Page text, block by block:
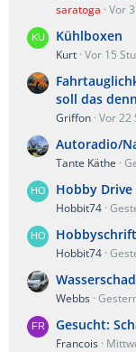
saratoga Vor
Kühlboxen
Kurt Vor 15
soll das
Griffon Vor 22
Autoradio/
Tante Käthe
Hobby
Hobbit74
Hobbit74
Webbs
Gesucht:
Francois